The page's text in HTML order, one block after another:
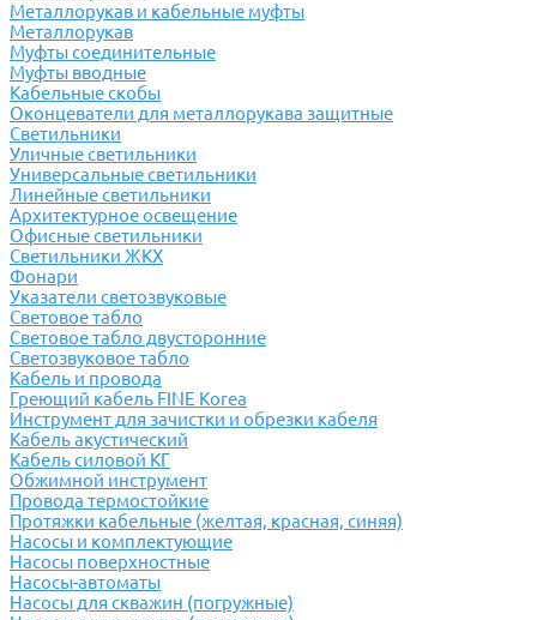
Металлорукав и кабельные муфты
Металлорукав
Муфты соединительные
Муфты вводные
Кабельные скобы
Оконцеватели для металлорукава защитные
Светильники
Уличные светильники
Универсальные светильники
Линейные светильники
Архитектурное освещение
Офисные светильники
Светильники ЖКХ
Фонари
Указатели светозвуковые
Световое табло
Световое табло двусторонние
Светозвуковое табло
Кабель и провода
Греющий кабель FINE Korea
Инструмент для зачистки и обрезки кабеля
Кабель акустический
Кабель силовой КГ
Обжимной инструмент
Провода термостойкие
Протяжки кабельные (желтая, красная, синяя)
Насосы и комплектующие
Насосы поверхностные
Насосы-автоматы
Насосы для скважин (погружные)